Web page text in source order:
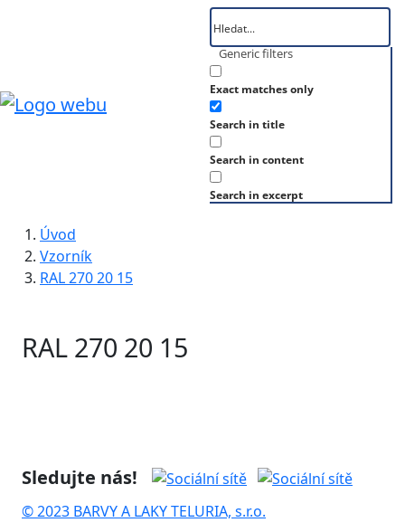
Generic filters
Exact matches only
Search in title
Search in content
Search in excerpt
Úvod
Vzorník
RAL 270 20 15
RAL 270 20 15
Sledujte nás!
© 2023 BARVY A LAKY TELURIA, s.r.o.